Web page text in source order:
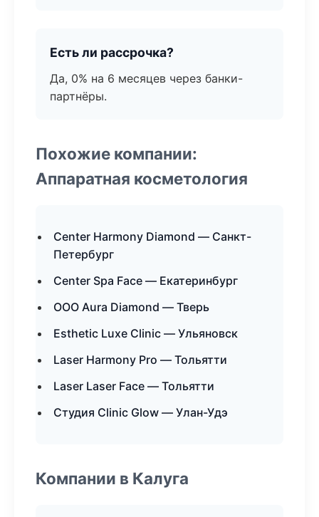
Есть ли рассрочка?
Да, 0% на 6 месяцев через банки-
партнёры.
Похожие компании:
Аппаратная косметология
Center Harmony Diamond — Санкт-
Петербург
Center Spa Face — Екатеринбург
ООО Aura Diamond — Тверь
Esthetic Luxe Clinic — Ульяновск
Laser Harmony Pro — Тольятти
Laser Laser Face — Тольятти
Студия Clinic Glow — Улан-Удэ
Компании в Калуга